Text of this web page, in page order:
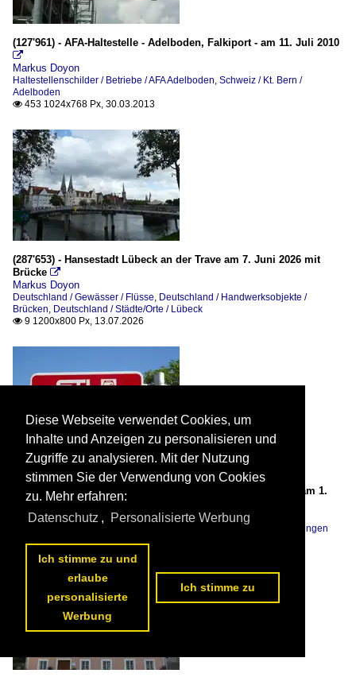
(127'961) - AFA-Haltestelle - Adelboden, Falkiport - am 11. Juli 2010

Markus Doyon
Haltestellenschilder / Betriebe / AFA Adelboden, Schweiz / Kt. Bern /
Adelboden
 453 1024x768 Px, 30.03.2013
(287'653) - Hansestadt Lübeck an der Trave am 7. Juni 2026 mit
Brücke 
Markus Doyon
Deutschland / Gewässer / Flüsse, Deutschland / Handwerksobjekte /
Brücken, Deutschland / Städte/Orte / Lübeck
 9 1200x800 Px, 13.07.2026
(128'220) - STI-Haltestelle - Hilterfingen, Hilterfingen Post - am 1.
August 2010 
Markus Doyon
Schweiz / Kt. Bern / Hilterfingen
Diese Webseite verwendet Cookies, um
Inhalte und Anzeigen zu personalisieren und
Zugriffe zu analysieren. Mit der Nutzung
stimmen Sie der Verwendung von Cookies
zu. Mehr erfahren:
Datenschutz , Personalisierte Werbung
Ich stimme zu und
erlaube
personalisierte
Werbung
Ich stimme zu